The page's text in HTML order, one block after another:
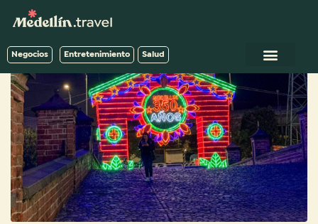
Negocios Entretenimiento Salud